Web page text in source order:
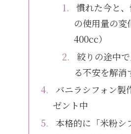
慣れた今と
の使用量の
400cc）
絞りの途中
る不安を解消
バニラシフォン製
ゼント中
本格的に「米粉シ